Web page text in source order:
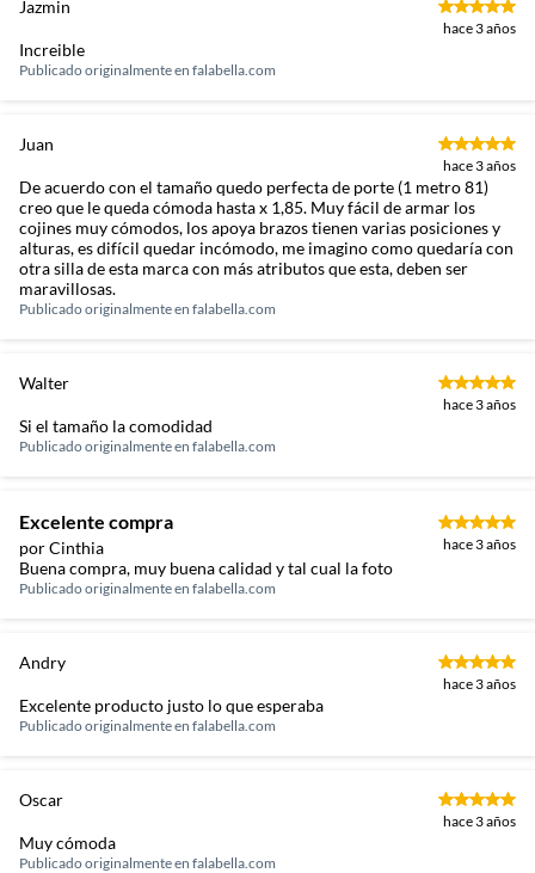
Jazmin
hace 3 años
Increible
Publicado originalmente en falabella.com
Juan
hace 3 años
De acuerdo con el tamaño quedo perfecta de porte (1 metro 81)
creo que le queda cómoda hasta x 1,85. Muy fácil de armar los
cojines muy cómodos, los apoya brazos tienen varias posiciones y
alturas, es difícil quedar incómodo, me imagino como quedaría con
otra silla de esta marca con más atributos que esta, deben ser
maravillosas.
Publicado originalmente en falabella.com
Walter
hace 3 años
Si el tamaño la comodidad
Publicado originalmente en falabella.com
Excelente compra
por Cinthia hace 3 años
Buena compra, muy buena calidad y tal cual la foto
Publicado originalmente en falabella.com
Andry
hace 3 años
Excelente producto justo lo que esperaba
Publicado originalmente en falabella.com
Oscar
hace 3 años
Muy cómoda
Publicado originalmente en falabella.com